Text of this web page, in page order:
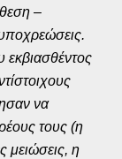
–
εκβιασθέντος
να
τους (η
μειώσεις, η